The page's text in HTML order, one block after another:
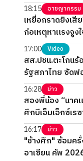
18:15 อาชญากรรม
เหยื่อกราดยิงเ
ก่อเหตุหาแรงจูง
17:00 Video
สส.ปชน.ตะโกน
รัฐสภาไทย ซัดฟ
16:28 ข่าว
สองพี่น้อง “นาค
ศึกบีเอ็มเอ็กซ์เร
16:17 ข่าว
"ช้างศึก" ซ้อมค
อาเซียน คัพ